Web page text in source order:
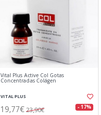
Vital Plus Active Col Gotas
Concentradas Colágen
VITAL PLUS
19,77€ 23,90€ - 17%